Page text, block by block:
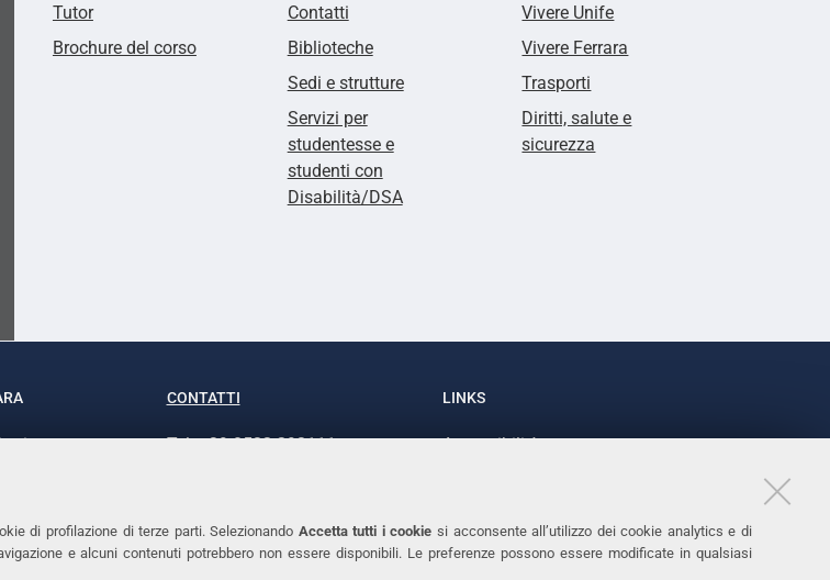
di profilazione di terze parti. Selezionando Accetta tutti i cookie si acconsente all’utilizzo dei cookie analytics e di
e alcuni contenuti potrebbero non essere disponibili. Le preferenze possono essere modificate in qualsiasi
Tutor
Brochure del corso
Contatti
Biblioteche
Sedi e strutture
Servizi per
studentesse e
studenti con
Disabilità/DSA
Vivere Unife
Vivere Ferrara
Trasporti
Diritti, salute e
sicurezza
CONTATTI
Tel. +39 0532 293111
LINKS
Accessibilità
Cookies